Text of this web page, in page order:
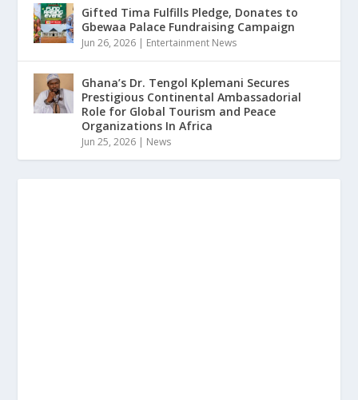
Gifted Tima Fulfills Pledge, Donates to
Gbewaa Palace Fundraising Campaign
Jun 26, 2026 Entertainment News
Ghana’s Dr. Tengol Kplemani Secures
Prestigious Continental Ambassadorial
Role for Global Tourism and Peace
Organizations In Africa
Jun 25, 2026 News